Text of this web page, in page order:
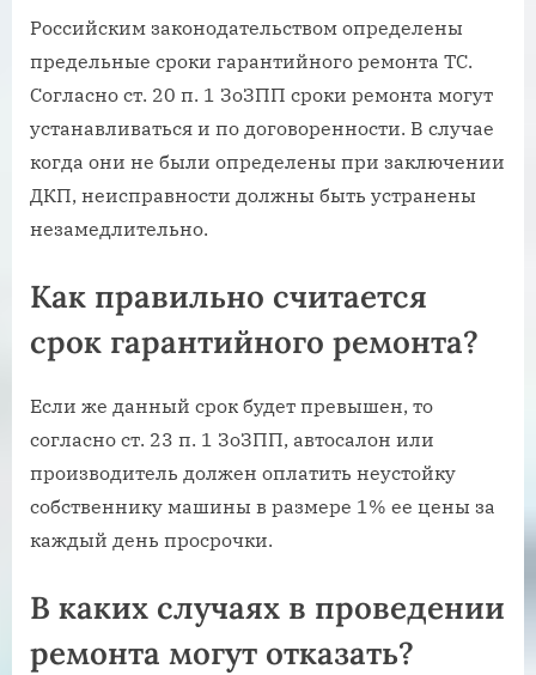
Российским законодательством определены
предельные сроки гарантийного ремонта ТС.
Согласно ст. 20 п. 1 ЗоЗПП сроки ремонта могут
устанавливаться и по договоренности. В случае
когда они не были определены при заключении
ДКП, неисправности должны быть устранены
незамедлительно.
Как правильно считается
срок гарантийного ремонта?
Если же данный срок будет превышен, то
согласно ст. 23 п. 1 ЗоЗПП, автосалон или
производитель должен оплатить неустойку
собственнику машины в размере 1% ее цены за
каждый день просрочки.
В каких случаях в проведении
ремонта могут отказать?